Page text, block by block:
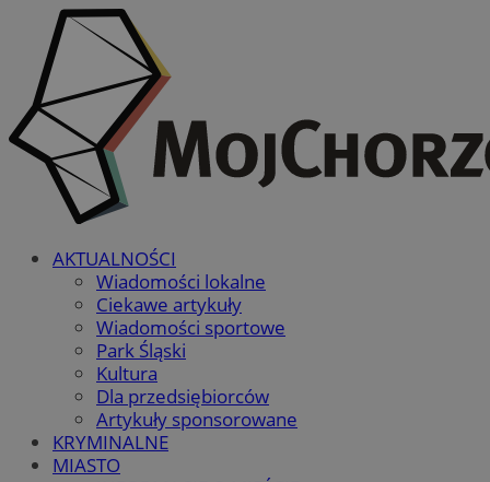
AKTUALNOŚCI
Wiadomości lokalne
Ciekawe artykuły
Wiadomości sportowe
Park Śląski
Kultura
Dla przedsiębiorców
Artykuły sponsorowane
KRYMINALNE
MIASTO